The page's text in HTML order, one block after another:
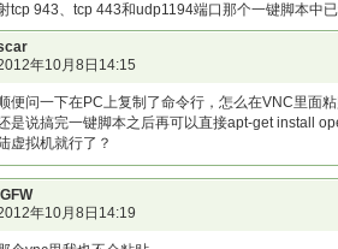
tcp 943、tcp 443和udp1194端口那个一键脚本中已
年10月8日14:15
便问一下在PC上复制了命令行，怎么在VNC里面粘
是说搞完一键脚本之后再可以直接apt-get install
虚拟机就行了？
年10月8日14:19